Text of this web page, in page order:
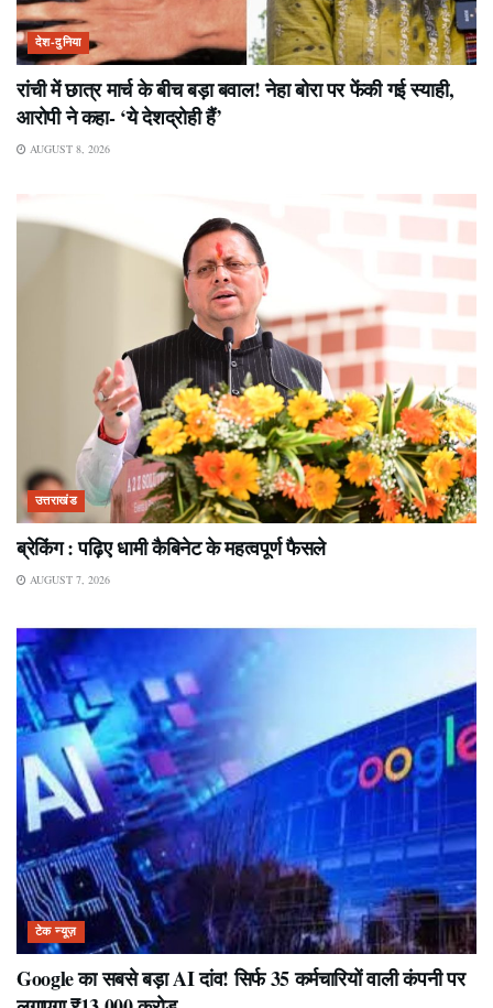
देश-दुनिया
रांची में छात्र मार्च के बीच बड़ा बवाल! नेहा बोरा पर फेंकी गई स्याही,
आरोपी ने कहा- ‘ये देशद्रोही हैं’
AUGUST 8, 2026
उत्तराखंड
ब्रेकिंग : पढ़िए धामी कैबिनेट के महत्वपूर्ण फैसले
AUGUST 7, 2026
टेक न्यूज़
Google का सबसे बड़ा AI दांव! सिर्फ 35 कर्मचारियों वाली कंपनी पर